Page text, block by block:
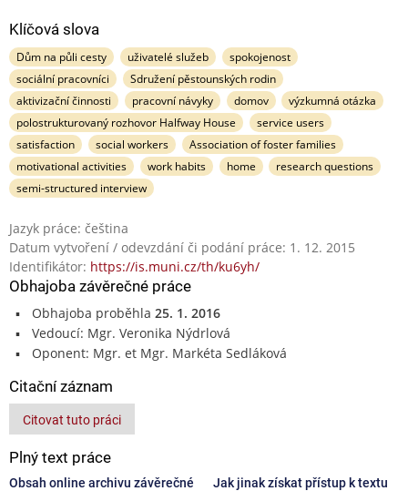
Klíčová slova
Dům na půli cesty uživatelé služeb
spokojenost
sociální pracovníci
Sdružení pěstounských rodin
aktivizační činnosti
pracovní návyky domov
výzkumná otázka
polostrukturovaný rozhovor Halfway House
service users
satisfaction
social workers
Association of foster families
motivational activities
work habits home
research questions
semi-structured interview
Jazyk práce: čeština
Datum vytvoření / odevzdání či podání práce: 1. 12. 2015
Identifikátor: https://is.muni.cz/th/ku6yh/
Obhajoba závěrečné práce
Obhajoba proběhla 25. 1. 2016
Vedoucí: Mgr. Veronika Nýdrlová
Oponent: Mgr. et Mgr. Markéta Sedláková
Citační záznam
Citovat tuto práci
Plný text práce
Obsah online archivu závěrečné
Jak jinak získat přístup k textu